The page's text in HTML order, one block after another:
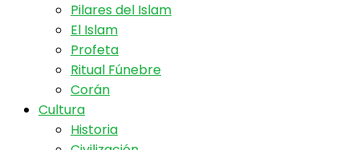
Pilares del Islam
El Islam
Profeta
Ritual Fúnebre
Corán
Cultura
Historia